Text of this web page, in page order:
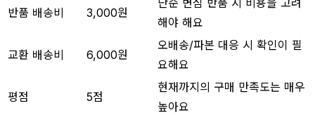
반품 배송비 3,000원
해야 해요
교환 배송비 6,000원
오배송/파본 대응 시 확인이 필
요해요
평점 5점
현재까지의 구매 만족도는 매우
높아요